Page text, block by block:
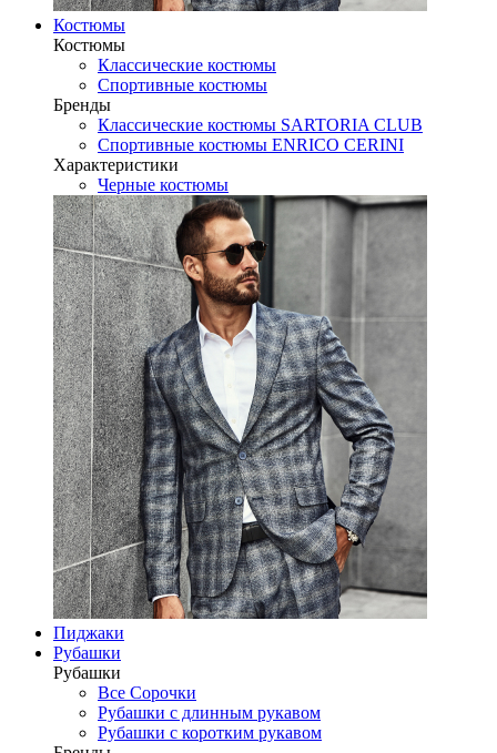
Костюмы
Костюмы
Классические костюмы
Спортивные костюмы
Бренды
Классические костюмы SARTORIA CLUB
Спортивные костюмы ENRICO CERINI
Характеристики
Черные костюмы
Пиджаки
Рубашки
Рубашки
Все Сорочки
Рубашки с длинным рукавом
Рубашки с коротким рукавом